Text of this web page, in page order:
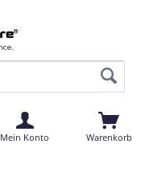
Mein Konto Warenkorb